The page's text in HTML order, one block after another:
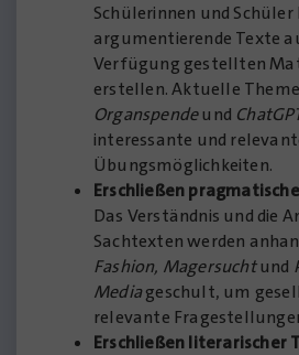
Schülerinnen und Schüler
argumentierende Texte
Verfügung gestellten
erstellen. Aktuelle
Organspendeund
interessante und
Übungsmöglichkeiten.
Erschließen
Das Verständnis und die
Sachtexten werden
Fashion, Magersuchtund
Mediageschult, um
relevante
Erschließen literarischer